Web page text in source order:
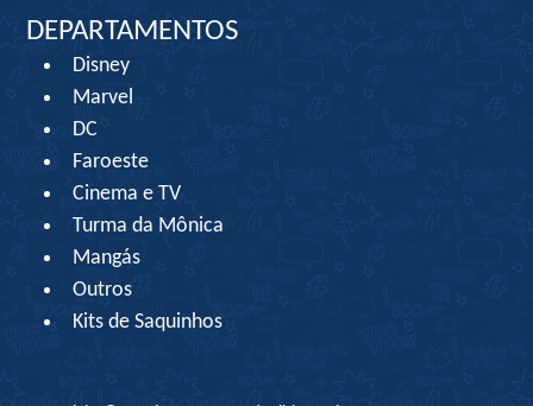
DEPARTAMENTOS
Disney
Marvel
DC
Faroeste
Cinema e TV
Turma da Mônica
Mangás
Outros
Kits de Saquinhos